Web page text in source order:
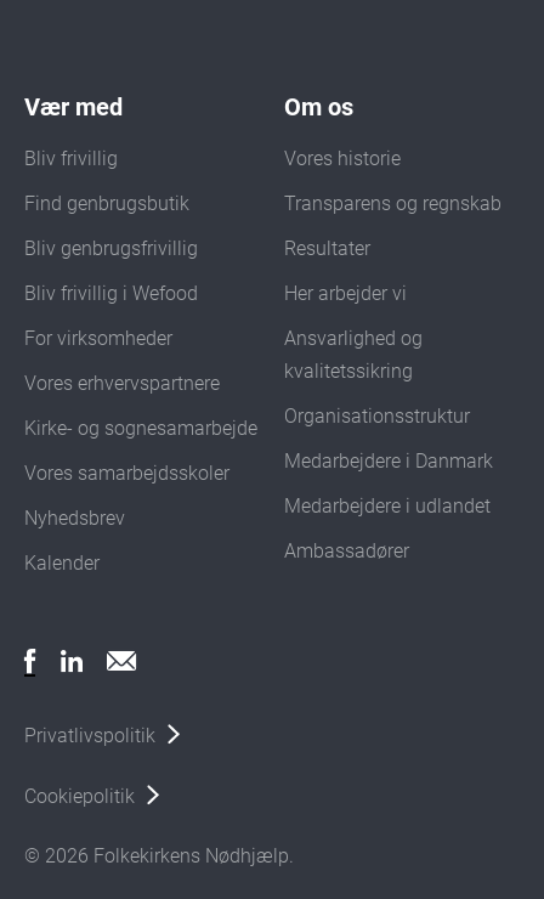
Vær med
Bliv frivillig
Find genbrugsbutik
Bliv genbrugsfrivillig
Bliv frivillig i Wefood
For virksomheder
Vores erhvervspartnere
Kirke- og sognesamarbejde
Vores samarbejdsskoler
Nyhedsbrev
Kalender
Om os
Vores historie
Transparens og regnskab
Resultater
Her arbejder vi
Ansvarlighed og
kvalitetssikring
Organisationsstruktur
Medarbejdere i Danmark
Medarbejdere i udlandet
Ambassadører
© 2026 Folkekirkens Nødhjælp.
Privatlivspolitik
Cookiepolitik